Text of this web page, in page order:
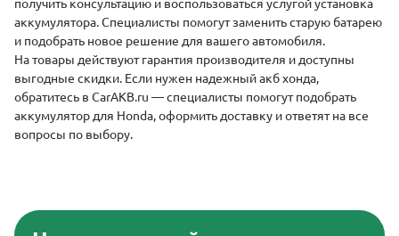
получить консультацию и воспользоваться услугой установка
аккумулятора. Специалисты помогут заменить старую батарею
и подобрать новое решение для вашего автомобиля.
На товары действуют гарантия производителя и доступны
выгодные скидки. Если нужен надежный акб хонда,
обратитесь в CarAKB.ru — специалисты помогут подобрать
аккумулятор для Honda, оформить доставку и ответят на все
вопросы по выбору.